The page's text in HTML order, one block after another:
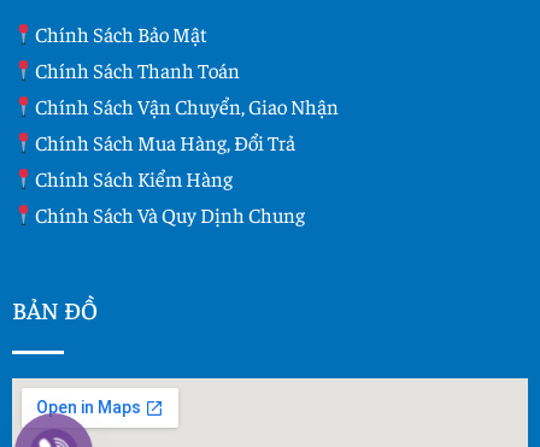
Chính Sách Bảo Mật
Chính Sách Thanh Toán
Chính Sách Vận Chuyển, Giao Nhận
Chính Sách Mua Hàng, Đổi Trả
Chính Sách Kiểm Hàng
Chính Sách Và Quy Dịnh Chung
BẢN ĐỒ